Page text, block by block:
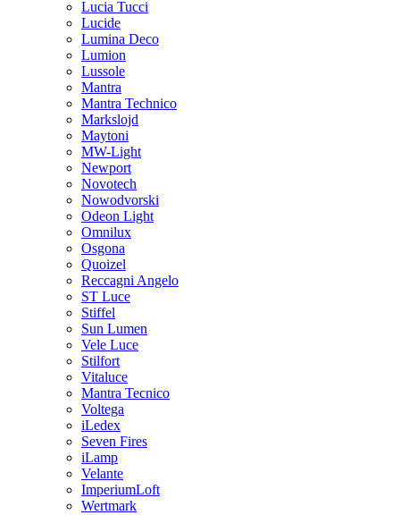
Lucia Tucci
Lucide
Lumina Deco
Lumion
Lussole
Mantra
Mantra Technico
Markslojd
Maytoni
MW-Light
Newport
Novotech
Nowodvorski
Odeon Light
Omnilux
Osgona
Quoizel
Reccagni Angelo
ST Luce
Stiffel
Sun Lumen
Vele Luce
Stilfort
Vitaluce
Mantra Tecnico
Voltega
iLedex
Seven Fires
iLamp
Velante
ImperiumLoft
Wertmark